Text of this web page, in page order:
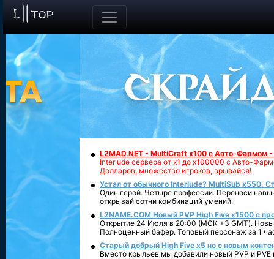
L2MAD.NET - MultiCraft x100 с Авто-Фармом
Interlude сервера от х1 до х100000 с Авто-
Долларов, множество игроков, врывайся!
Устал от обычного Interlude? MultiSub x550.
Один герой. Четыре профессии. Переноси
открывай сотни комбинаций умений.
L2NAME.COM Новый PVP High Five x1500 с
Открытие 24 Июля в 20:00 (МСК +3 GMT).
Полноценный бафер. Топовый персонаж за 1
Старый добрый High Five x5 но с новым
Вместо крыльев мы добавили новый PVP и PVE